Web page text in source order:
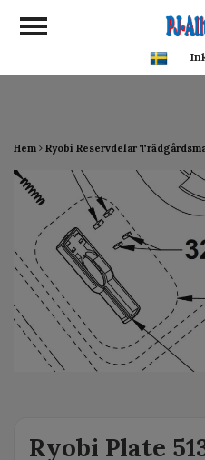
google-site-
Hem Ryobi Reservdelar
Ryobi Plate